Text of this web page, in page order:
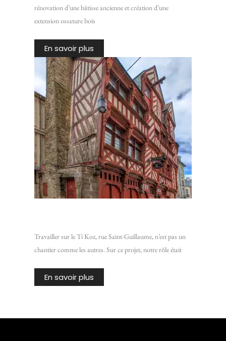
rénovation d’une bâtisse ancienne et création d’une
extension ossature bois
En savoir plus
Travailler sur le Ti Koz, rue Saint-Guillaume, n’est pas un
chantier comme les autres. Sur ce projet, notre rôle était
En savoir plus